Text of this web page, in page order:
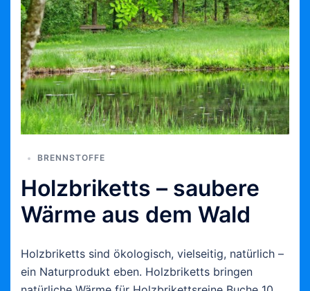
BRENNSTOFFE
Holzbriketts – saubere
Wärme aus dem Wald
Holzbriketts sind ökologisch, vielseitig, natürlich –
ein Naturprodukt eben. Holzbriketts bringen